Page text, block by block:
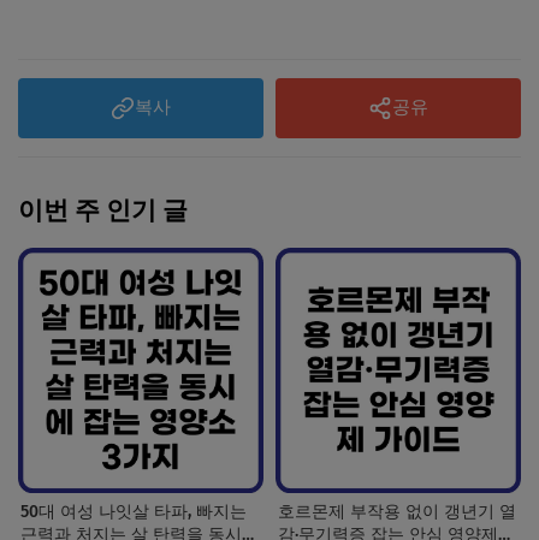
복사 공유
이번 주 인기 글
50대 여성 나잇살 타파, 빠지는
근력과 처지는 살 탄력을 동시에
호르몬제 부작용 없이 갱년기 열
감·무기력증 잡는 안심 영양제